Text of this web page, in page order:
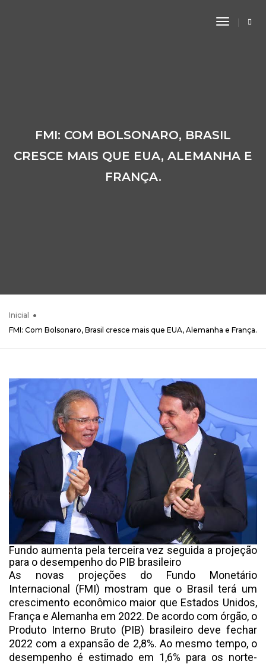
Toggle
FMI: COM BOLSONARO, BRASIL
CRESCE MAIS QUE EUA, ALEMANHA E
FRANÇA.
Inicial
FMI: Com Bolsonaro, Brasil cresce mais que EUA, Alemanha e França.
Fundo aumenta pela terceira vez seguida a projeção
para o desempenho do PIB brasileiro
As novas projeções do Fundo Monetário
Internacional (FMI) mostram que o Brasil terá um
crescimento econômico maior que Estados Unidos,
França e Alemanha em 2022. De acordo com órgão, o
Produto Interno Bruto (PIB) brasileiro deve fechar
2022 com a expansão de 2,8%. Ao mesmo tempo, o
desempenho é estimado em 1,6% para os norte-